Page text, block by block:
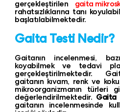
gerçekleştirilen gaita
rahatsızlıklarına tanı
başlatılabilmektedir.
Gaita Testi Nedir?
Gaitanın incelenmesi,
koyabilmek ve tedavi
gerçekleştirilmektedir.
gaitanın kıvam, renk ve
mikroorganizmanın türleri
değerlendirilmektedir. Gaita
gaitanın incelenmesinde